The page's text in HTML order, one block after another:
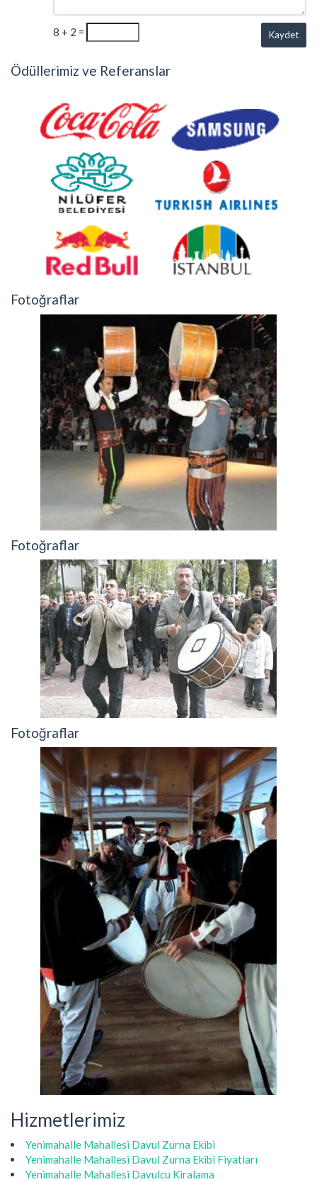
8 + 2 = Kaydet
Ödüllerimiz ve Referanslar
Fotoğraflar
Fotoğraflar
Fotoğraflar
Hizmetlerimiz
Yenimahalle Mahallesi Davul Zurna Ekibi
Yenimahalle Mahallesi Davul Zurna Ekibi Fiyatları
Yenimahalle Mahallesi Davulcu Kiralama